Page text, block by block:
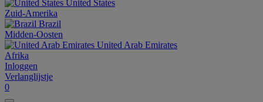
United States
Zuid-Amerika
Brazil
Midden-Oosten
United Arab Emirates
Afrika
Inloggen
Verlanglijstje
0